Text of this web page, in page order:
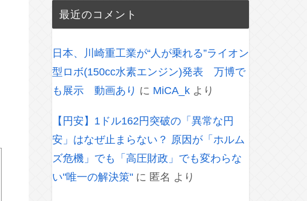
最近のコメント
日本、川崎重工業が“人が乗れる”ライオン
型ロボ(150cc水素エンジン)発表 万博で
も展示 動画あり に MiCA_k より
【円安】1ドル162円突破の「異常な円
安」はなぜ止まらない？ 原因が「ホルム
ズ危機」でも「高圧財政」でも変わらな
い"唯一の解決策" に 匿名 より